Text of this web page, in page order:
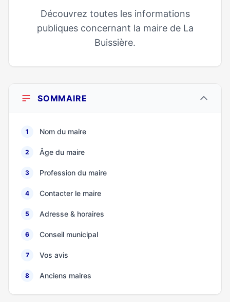
Découvrez toutes les informations
publiques concernant la maire de La
Buissière.
SOMMAIRE
1 Nom du maire
2 Âge du maire
3 Profession du maire
4 Contacter le maire
5 Adresse & horaires
6 Conseil municipal
7 Vos avis
8 Anciens maires